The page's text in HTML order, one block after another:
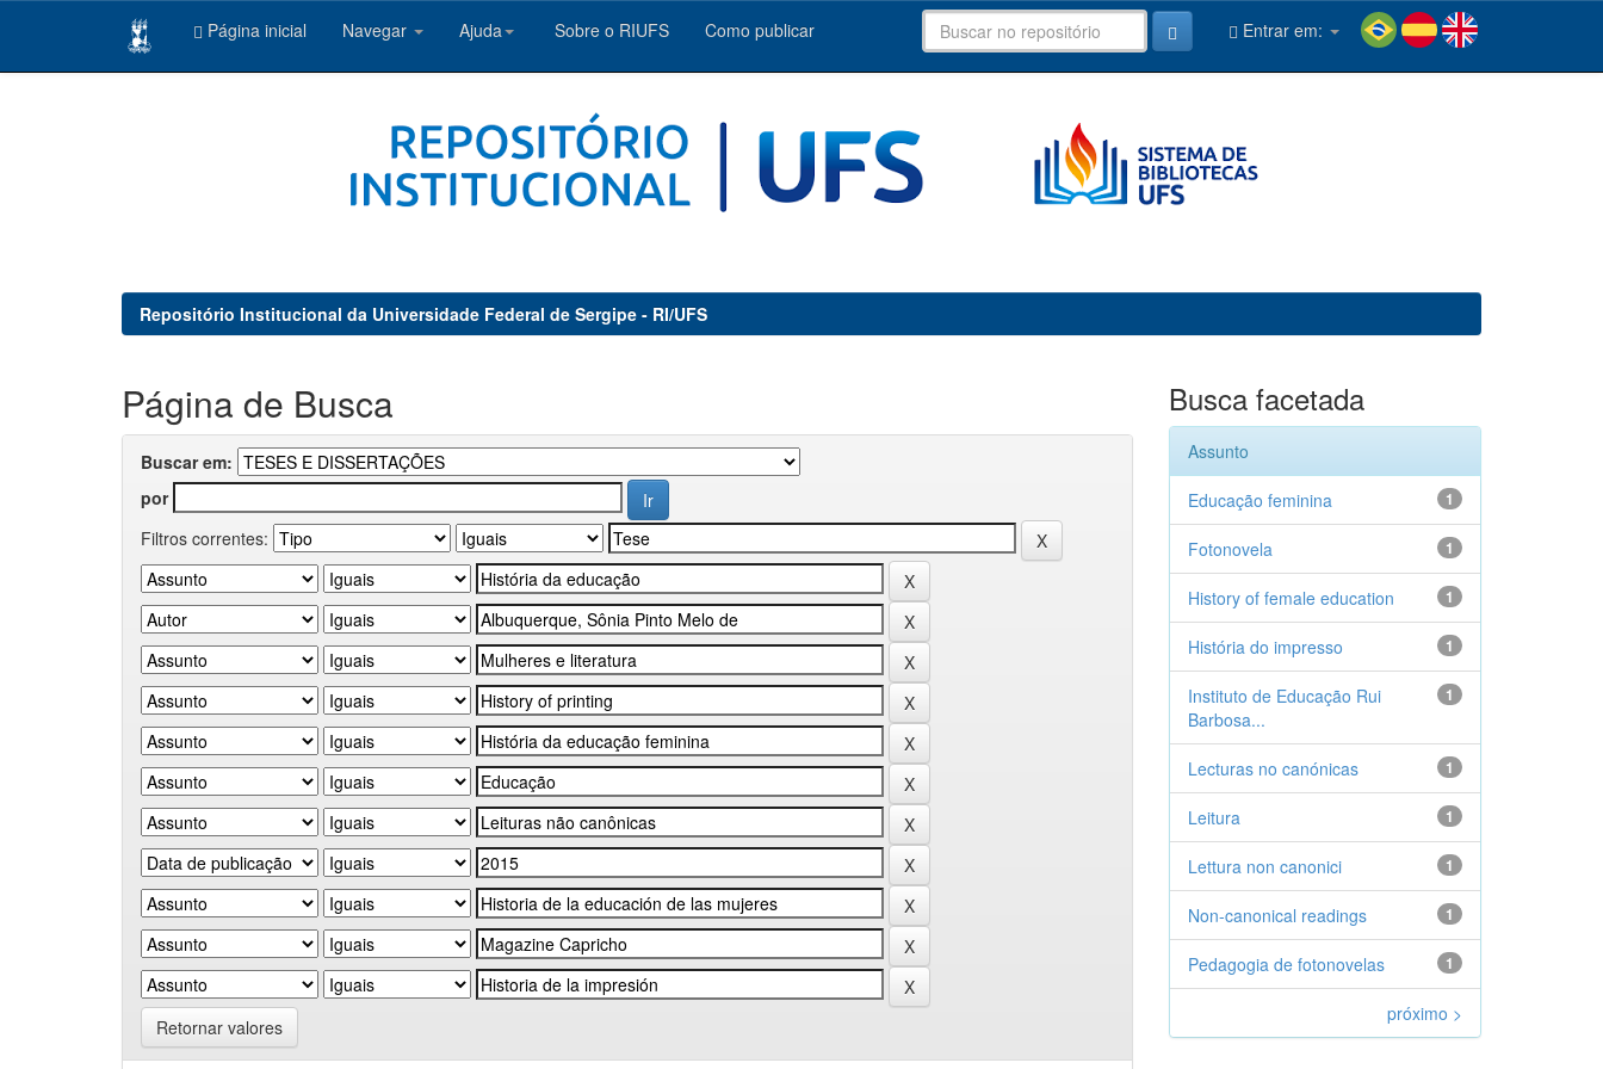
Página inicial Navegar Ajuda Sobre o RIUFS Como publicar Entrar em:
Repositório Institucional da Universidade Federal de Sergipe - RI/UFS
Página de Busca
Buscar em:
por
Filtros correntes:
Retornar valores
Busca facetada
Assunto
1
Educação feminina
1
Fotonovela
1
History of female education
1
História do impresso
1
Instituto de Educação Rui
Barbosa...
1
Lecturas no canónicas
1
Leitura
1
Lettura non canonici
1
Non-canonical readings
1
Pedagogia de fotonovelas
próximo >